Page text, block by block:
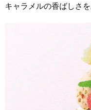
キャラメルの香ばしさ